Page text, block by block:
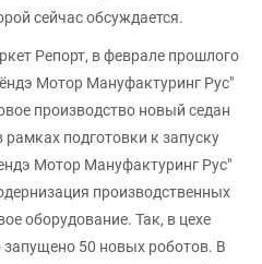
сейчас обсуждается.
Репорт, в феврале прошлого
Мотор Мануфактуринг Рус"
производство новый седан
рамках подготовки к запуску
Мотор Мануфактуринг Рус"
производственных
оборудование. Так, в цехе
50 новых роботов. В